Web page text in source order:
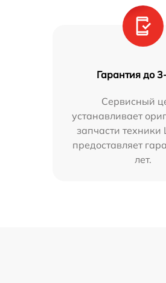
Гарантия до
Сервисный
устанавливает
запчасти техники
предоставляет
лет.